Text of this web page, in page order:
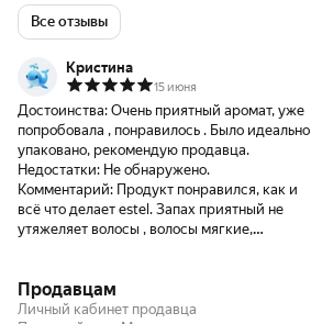
Все отзывы
Кристина
15 июня
Достоинства: Очень приятный аромат, уже
попробовала , понравилось . Было идеально
упаковано, рекомендую продавца.
Недостатки: Не обнаружено.
Комментарий: Продукт понравился, как и
всё что делает estel. Запах приятный не
утяжеляет волосы , волосы мягкие,
Продавцам
Личный кабинет продавца